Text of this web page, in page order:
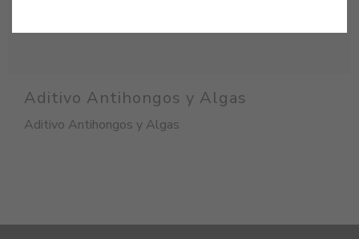
Aditivo Antihongos y Algas
Aditivo Antihongos y Algas